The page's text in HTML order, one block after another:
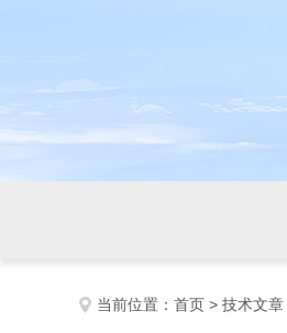
当前位置： 首页 > 技术文章